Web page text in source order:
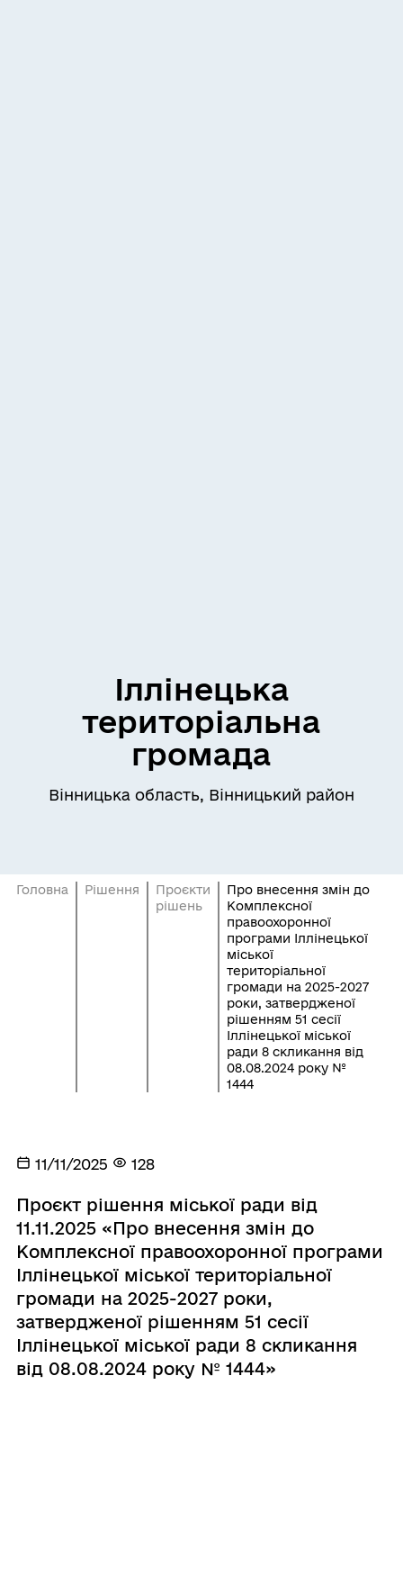
Іллінецька
територіальна
громада
Вінницька область, Вінницький район
Головна Рішення
Проєкти
рішень
Про внесення змін до
Комплексної
правоохоронної
програми Іллінецької
міської
територіальної
громади на 2025-2027
роки, затвердженої
рішенням 51 сесії
Іллінецької міської
ради 8 скликання від
08.08.2024 року №
1444
11/11/2025 128
Проєкт рішення міської ради від
11.11.2025 «Про внесення змін до
Комплексної правоохоронної програми
Іллінецької міської територіальної
громади на 2025-2027 роки,
затвердженої рішенням 51 сесії
Іллінецької міської ради 8 скликання
від 08.08.2024 року № 1444»